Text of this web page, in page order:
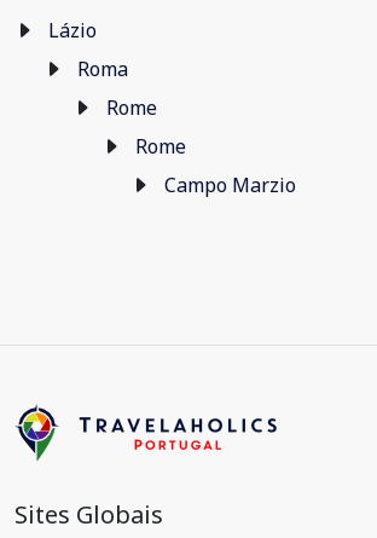
Lázio
Roma
Rome
Rome
Campo Marzio
Sites Globais